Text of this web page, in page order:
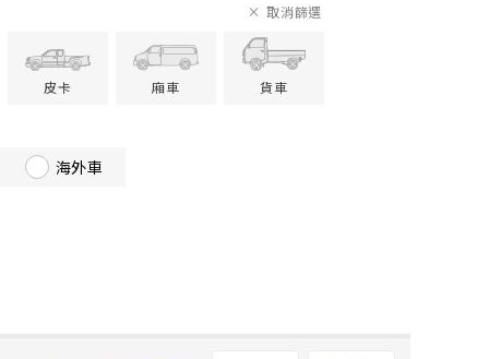
皮卡 廂車 貨車
取消篩選
海外車